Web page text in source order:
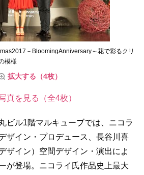
－BloomingAnniversary～花で彩るクリ
模様
拡大する（4枚）
真を見る（全4枚）
ビル1階マルキューブでは、ニコラ
ザイン・プロデュース、長谷川喜
ザイン）空間デザイン・演出によ
が登場。ニコライ氏作品史上最大